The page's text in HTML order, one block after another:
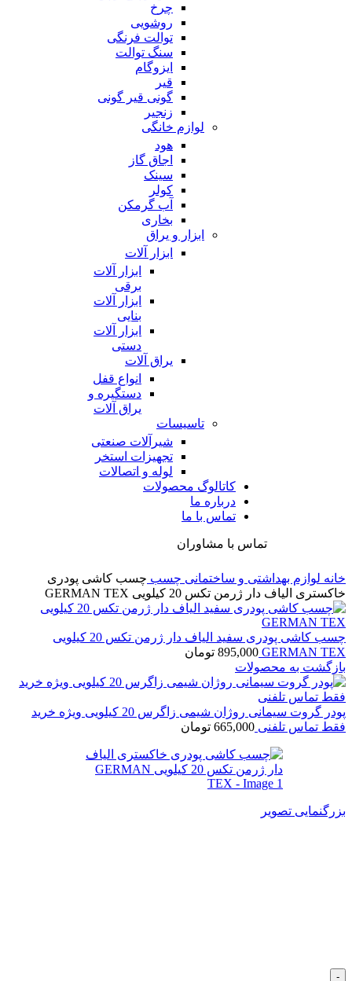
چرخ
روشویی
توالت فرنگی
سنگ توالت
ایزوگام
قیر
گونی قیر گونی
زنجیر
لوازم خانگی
هود
اجاق گاز
سینک
کولر
آب گرمکن
بخاری
ابزار و یراق
ابزار آلات
ابزار آلات
برقی
ابزار آلات
بنایی
ابزار آلات
دستی
یراق آلات
انواع قفل
دستگیره و
یراق آلات
تاسیسات
شیرآلات صنعتی
تجهیزات استخر
لوله و اتصالات
کاتالوگ محصولات
درباره ما
تماس با ما
تماس با مشاوران
خانه لوازم بهداشتی و ساختمانی چسب چسب کاشی پودری
خاکستری الیاف دار ژرمن تکس 20 کیلویی GERMAN TEX
چسب کاشی پودری سفید الیاف دار ژرمن تکس 20 کیلویی
GERMAN TEX
895,000 تومان
بازگشت به محصولات
پودر گروت سیمانی روژان شیمی زاگرس 20 کیلویی ویژه خرید
فقط تماس تلفنی 665,000 تومان
بزرگنمایی تصویر